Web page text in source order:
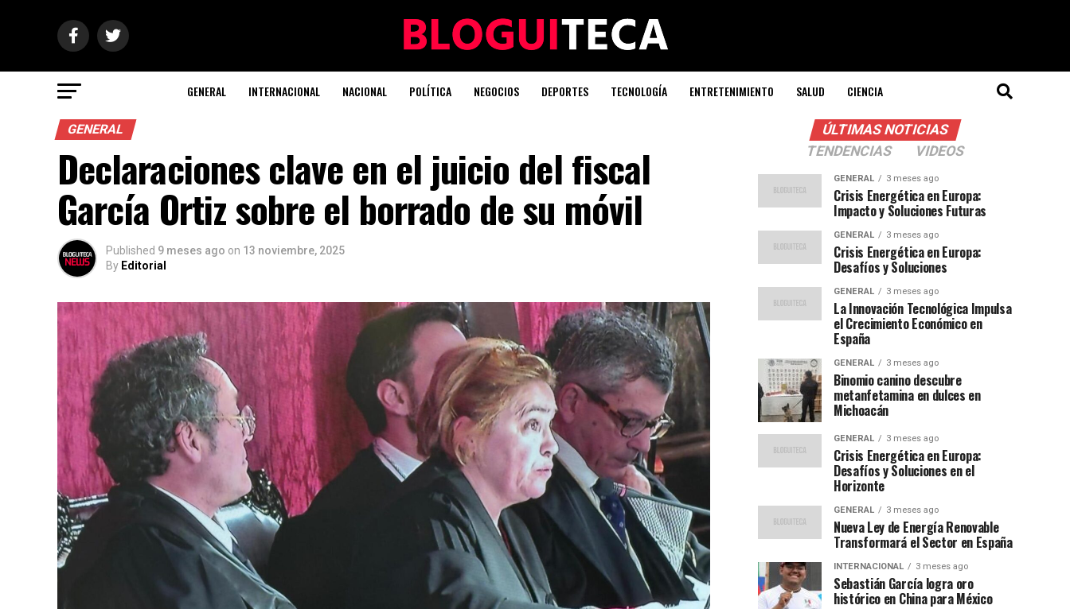
GENERAL INTERNACIONAL NACIONAL POLÍTICA NEGOCIOS DEPORTES TECNOLOGÍA ENTRETENIMIENTO SALUD CIENCIA
GENERAL
Declaraciones clave en el juicio del fiscal
García Ortiz sobre el borrado de su móvil
Published 9 meses ago on 13 noviembre, 2025
By Editorial
ÚLTIMAS NOTICIAS
TENDENCIAS
VIDEOS
GENERAL 3 meses ago
Crisis Energética en Europa:
Impacto y Soluciones Futuras
GENERAL 3 meses ago
Crisis Energética en Europa:
Desafíos y Soluciones
GENERAL 3 meses ago
La Innovación Tecnológica Impulsa
el Crecimiento Económico en
España
GENERAL 3 meses ago
Binomio canino descubre
metanfetamina en dulces en
Michoacán
GENERAL 3 meses ago
Crisis Energética en Europa:
Desafíos y Soluciones en el
Horizonte
GENERAL 3 meses ago
Nueva Ley de Energía Renovable
Transformará el Sector en España
INTERNACIONAL 3 meses ago
Sebastián García logra oro
histórico en China para México